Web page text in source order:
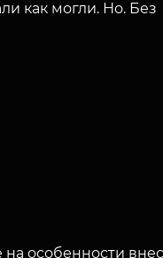
как могли. Но. Без
особенности